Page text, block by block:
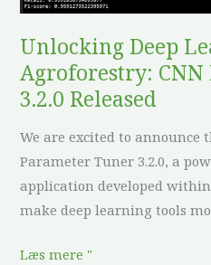
Unlocking Deep
Agroforestry:
3.2.0 Released
We are excited to announce
Parameter Tuner 3.2.0, a
application developed
make deep learning tools
Læs mere "